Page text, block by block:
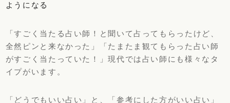
ようになる
「すごく当たる占い師！と聞いて占ってもらったけど、
全然ピンと来なかった」「たまたま観てもらった占い師
がすごく当たっていた！」現代では占い師にも様々なタ
イプがいます。
「どうでもいい占い」と、「参考にした方がいい占い」